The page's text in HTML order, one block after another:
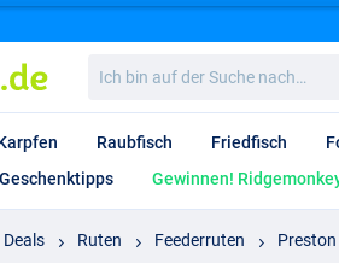
bin
auf
Suche
nach…
Raubfisch Friedfisch
Geschenktipps Gewinnen!
Deals Ruten Feederruten